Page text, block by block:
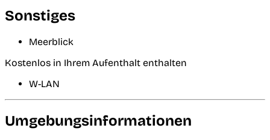
Sonstiges
Meerblick
Kostenlos in Ihrem Aufenthalt enthalten
W-LAN
Umgebungsinformationen